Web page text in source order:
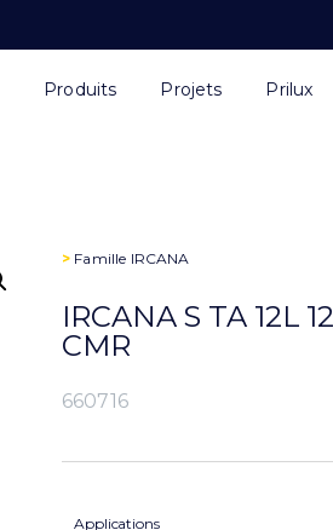
Produits Projets Prilux
> Famille IRCANA
IRCANA S TA 12L
CMR
660716
Applications